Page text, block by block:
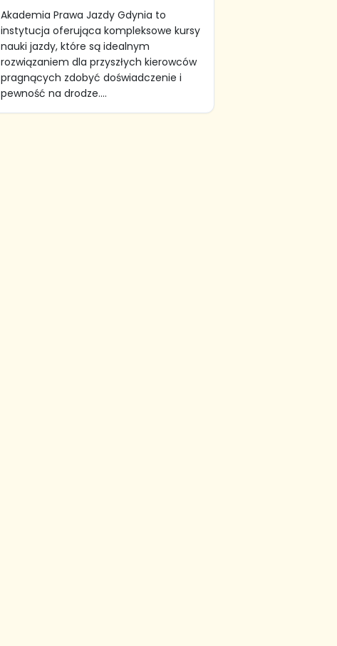
Akademia Prawa Jazdy Gdynia to
instytucja oferująca kompleksowe kursy
nauki jazdy, które są idealnym
rozwiązaniem dla przyszłych kierowców
pragnących zdobyć doświadczenie i
pewność na drodze....